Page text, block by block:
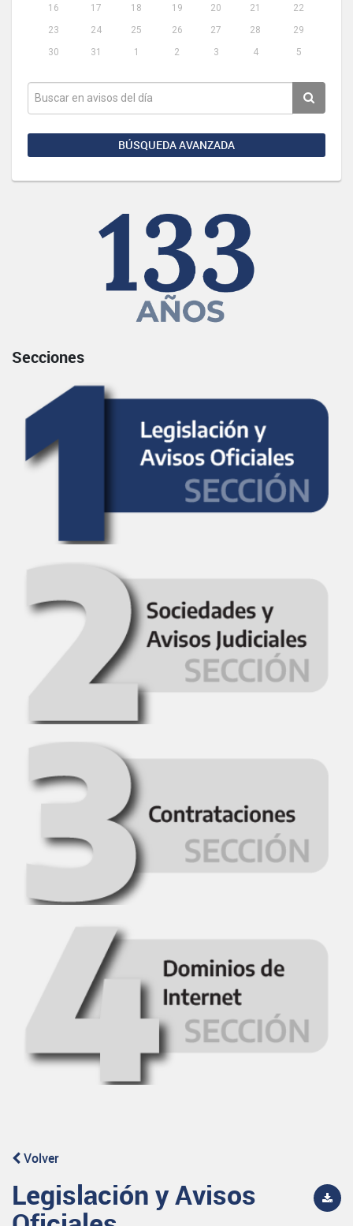
16
17 18 19 20 21
22
23
24 25 26 27 28
29
30
31 1 2 3 4 5
BÚSQUEDA AVANZADA
Secciones
Volver
Legislación y Avisos